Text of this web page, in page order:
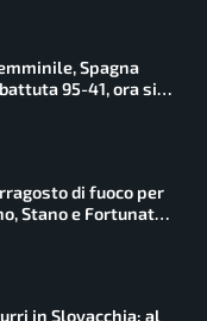
Spagna
95-41, ora si
di fuoco per
Stano e Fortunato
in Slovacchia: al